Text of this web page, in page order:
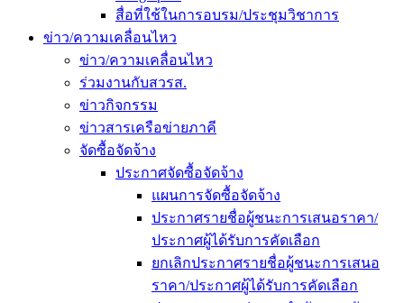
สื่อที่ใช้ในการอบรม/ประชุมวิชาการ
ข่าว/ความเคลื่อนไหว
ข่าว/ความเคลื่อนไหว
ร่วมงานกับสวรส.
ข่าวกิจกรรม
ข่าวสารเครือข่ายภาคี
จัดซื้อจัดจ้าง
ประกาศจัดซื้อจัดจ้าง
แผนการจัดซื้อจัดจ้าง
ประกาศรายชื่อผู้ชนะการเสนอราคา/
ประกาศผู้ได้รับการคัดเลือก
ยกเลิกประกาศรายชื่อผู้ชนะการเสนอ
ราคา/ประกาศผู้ได้รับการคัดเลือก